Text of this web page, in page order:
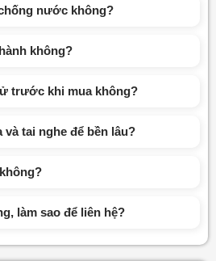
nước không?
không?
trước khi mua không?
và tai nghe để bền lâu?
làm sao để liên hệ?